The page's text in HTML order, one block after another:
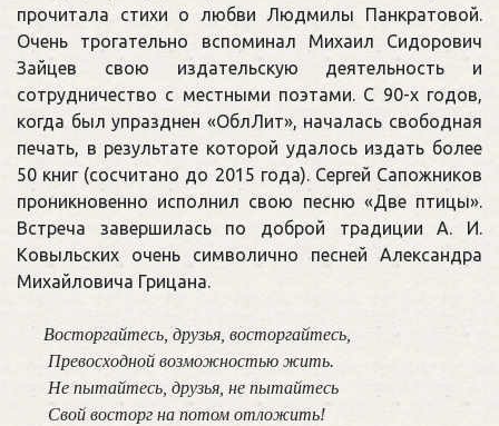
прочитала стихи о любви Людмилы Панкратовой.
Очень трогательно вспоминал Михаил Сидорович
Зайцев свою издательскую деятельность и
сотрудничество с местными поэтами. С 90-х годов,
когда был упразднен «ОблЛит», началась свободная
печать, в результате которой удалось издать более
50 книг (сосчитано до 2015 года). Сергей Сапожников
проникновенно исполнил свою песню «Две птицы».
Встреча завершилась по доброй традиции А. И.
Ковыльских очень символично песней Александра
Михайловича Грицана.
Восторгайтесь, друзья, восторгайтесь,
Превосходной возможностью жить.
Не пытайтесь, друзья, не пытайтесь
Свой восторг на потом отложить!